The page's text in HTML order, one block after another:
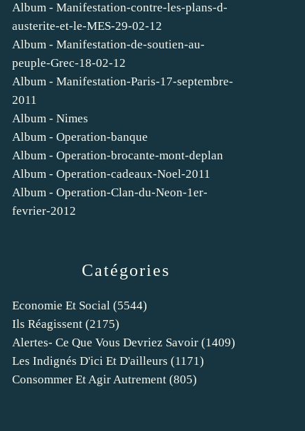
Catégories
Economie Et Social (5544)
Ils Réagissent (2175)
Alertes- Ce Que Vous Devriez Savoir (1409)
Les Indignés D'ici Et D'ailleurs (1171)
Consommer Et Agir Autrement (805)
Album - Manifestation-contre-les-plans-d-
austerite-et-le-MES-29-02-12
Album - Manifestation-de-soutien-au-
peuple-Grec-18-02-12
Album - Manifestation-Paris-17-septembre-
2011
Album - Nimes
Album - Operation-banque
Album - Operation-brocante-mont-deplan
Album - Operation-cadeaux-Noel-2011
Album - Operation-Clan-du-Neon-1er-
fevrier-2012